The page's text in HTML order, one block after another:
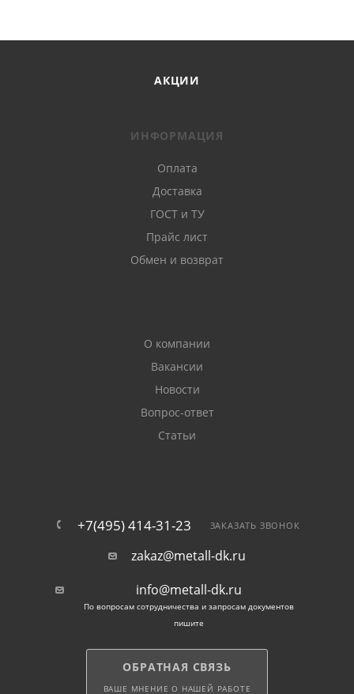
АКЦИИ
ИНФОРМАЦИЯ
Оплата
Доставка
ГОСТ и ТУ
Прайс лист
Обмен и возврат
О компании
Вакансии
Новости
Вопрос-ответ
Статьи
+7(495) 414-31-23 ЗАКАЗАТЬ ЗВОНОК
zakaz@metall-dk.ru
info@metall-dk.ru
По вопросам сотрудничества и запросам документов
пишите
ОБРАТНАЯ СВЯЗЬ
ВАШЕ МНЕНИЕ О НАШЕЙ РАБОТЕ